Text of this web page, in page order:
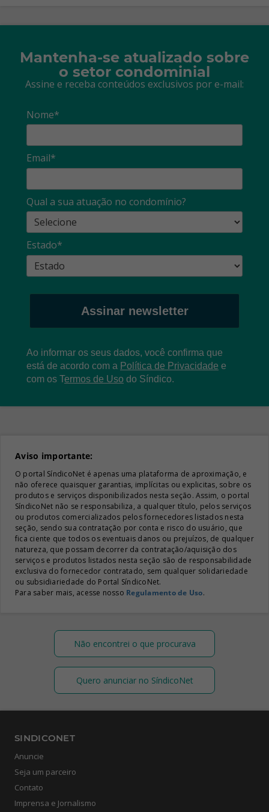
Mantenha-se atualizado sobre
o setor condominial
Assine e receba conteúdos exclusivos por e-mail:
Nome*
Email*
Qual a sua atuação no condomínio?
Estado*
Assinar newsletter
Ao informar os seus dados, você confirma que
está de acordo com a Política de Privacidade e
com os Termos de Uso do Síndico.
Aviso importante:
O portal SíndicoNet é apenas uma plataforma de aproximação, e
não oferece quaisquer garantias, implícitas ou explicitas, sobre os
produtos e serviços disponibilizados nesta seção. Assim, o portal
SíndicoNet não se responsabiliza, a qualquer título, pelos serviços
ou produtos comercializados pelos fornecedores listados nesta
seção, sendo sua contratação por conta e risco do usuário, que
fica ciente que todos os eventuais danos ou prejuízos, de qualquer
natureza, que possam decorrer da contratação/aquisição dos
serviços e produtos listados nesta seção são de responsabilidade
exclusiva do fornecedor contratado, sem qualquer solidariedade
ou subsidiariedade do Portal SíndicoNet.
Para saber mais, acesse nosso Regulamento de Uso.
Não encontrei o que procurava
Quero anunciar no SíndicoNet
SINDICONET
Anuncie
Seja um parceiro
Contato
Imprensa e Jornalismo